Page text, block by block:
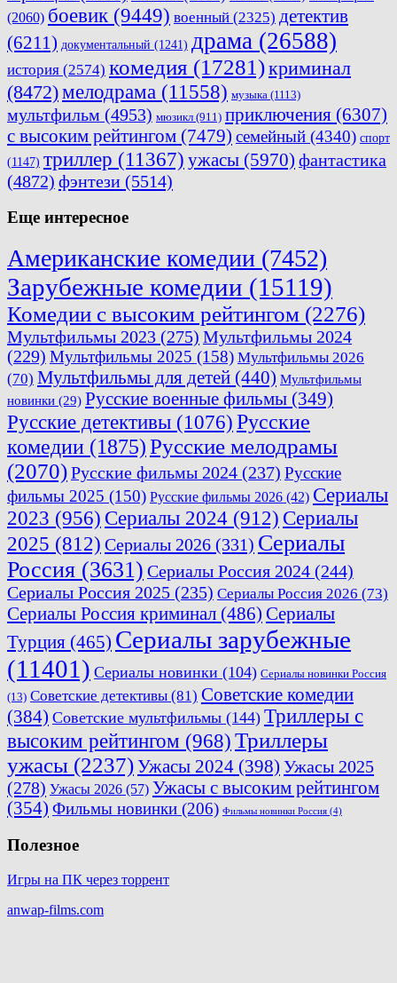
(2060) боевик (9449) военный (2325) детектив
(6211) документальный (1241) драма (26588)
история (2574) комедия (17281)криминал
(8472)мелодрама (11558) музыка (1113)
мультфильм (4953) мюзикл (911) приключения (6307)
с высоким рейтингом (7479) семейный (4340) спорт
(1147) триллер (11367) ужасы (5970) фантастика
(4872) фэнтези (5514)
Еще интересное
Американские комедии (7452)
Зарубежные комедии (15119)
Комедии с высоким рейтингом (2276)
Мультфильмы 2023 (275) Мультфильмы 2024
(229) Мультфильмы 2025 (158) Мультфильмы 2026
(70) Мультфильмы для детей (440) Мультфильмы
новинки (29) Русские военные фильмы (349)
Русские детективы (1076)Русские
комедии (1875)Русские мелодрамы
(2070)Русские фильмы 2024 (237) Русские
фильмы 2025 (150) Русские фильмы 2026 (42) Сериалы
2023 (956) Сериалы 2024 (912) Сериалы
2025 (812) Сериалы 2026 (331) Сериалы
Россия (3631) Сериалы Россия 2024 (244)
Сериалы Россия 2025 (235) Сериалы Россия 2026 (73)
Сериалы Россия криминал (486) Сериалы
Турция (465) Сериалы зарубежные
(11401) Сериалы новинки (104) Сериалы новинки Россия
(13) Советские детективы (81) Советские комедии
(384) Советские мультфильмы (144) Триллеры с
высоким рейтингом (968) Триллеры
ужасы (2237)Ужасы 2024 (398) Ужасы 2025
(278) Ужасы 2026 (57) Ужасы с высоким рейтингом
(354) Фильмы новинки (206) Фильмы новинки Россия (4)
Полезное
Игры на ПК через торрент
anwap-films.com